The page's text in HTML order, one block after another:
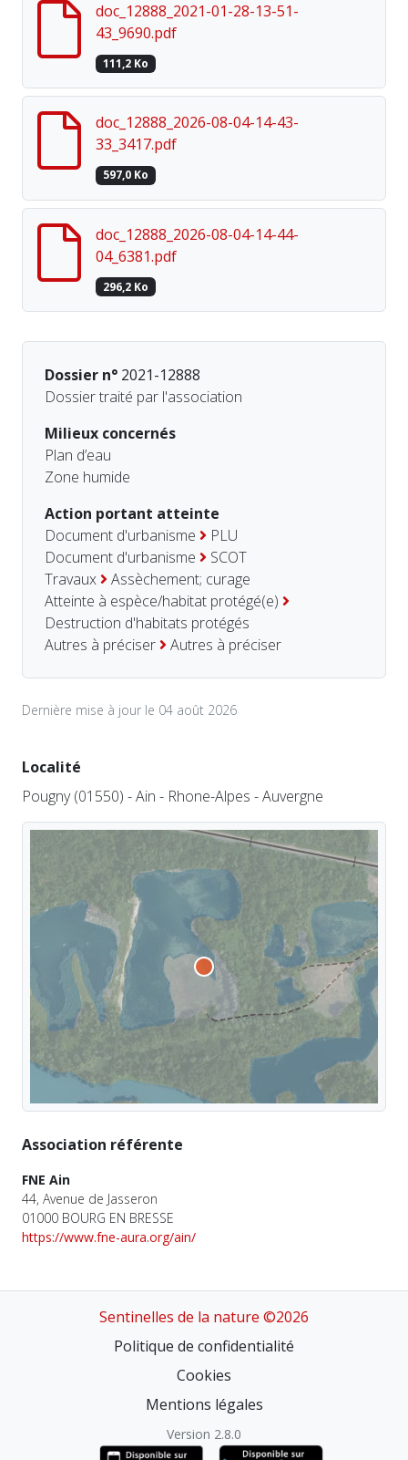
doc_12888_2021-01-28-13-51-
43_9690.pdf
111,2 Ko
doc_12888_2026-08-04-14-43-
33_3417.pdf
597,0 Ko
doc_12888_2026-08-04-14-44-
04_6381.pdf
296,2 Ko
Dossier n° 2021-12888
Dossier traité par l'association
Milieux concernés
Plan d’eau
Zone humide
Action portant atteinte
Document d'urbanisme
PLU
Document d'urbanisme
SCOT
Travaux
Assèchement; curage
Atteinte à espèce/habitat protégé(e)
Destruction d'habitats protégés
Autres à préciser
Autres à préciser
Dernière mise à jour le 04 août 2026
Localité
Pougny (01550) - Ain - Rhone-Alpes - Auvergne
Association référente
FNE Ain
44, Avenue de Jasseron
01000 BOURG EN BRESSE
https://www.fne-aura.org/ain/
Sentinelles de la nature ©2026
Politique de confidentialité
Cookies
Mentions légales
Version 2.8.0